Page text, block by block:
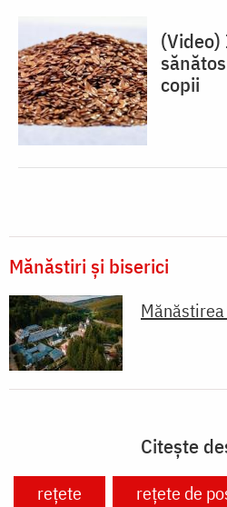
copii
Mănăstiri și biserici
Citește
rețete rețete de